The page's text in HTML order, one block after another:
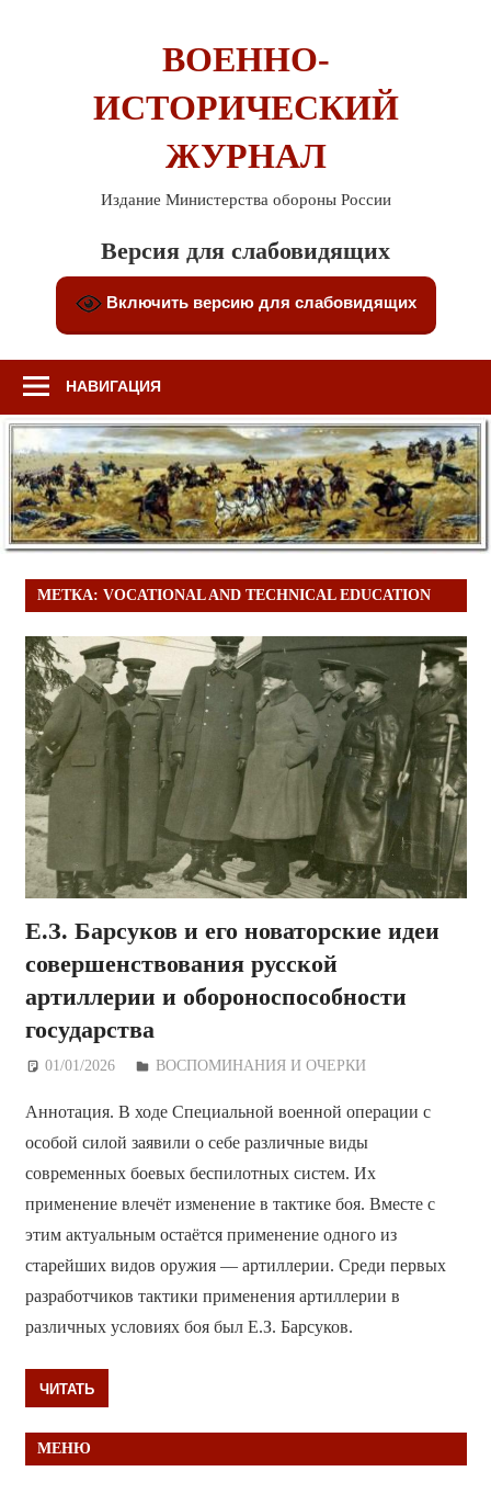
ВОЕННО-
ИСТОРИЧЕСКИЙ
ЖУРНАЛ
Издание Министерства обороны России
Версия для слабовидящих
Включить версию для слабовидящих
НАВИГАЦИЯ
МЕТКА: VOCATIONAL AND TECHNICAL EDUCATION
Е.З. Барсуков и его новаторские идеи
совершенствования русской
артиллерии и обороноспособности
государства
01/01/2026 Дежурный по Редакции
ВОСПОМИНАНИЯ И ОЧЕРКИ
Аннотация. В ходе Специальной военной операции с
особой силой заявили о себе различные виды
современных боевых беспилотных систем. Их
применение влечёт изменение в тактике боя. Вместе с
этим актуальным остаётся применение одного из
старейших видов оружия — артиллерии. Среди первых
разработчиков тактики применения артиллерии в
различных условиях боя был Е.З. Барсуков.
ЧИТАТЬ
МЕНЮ